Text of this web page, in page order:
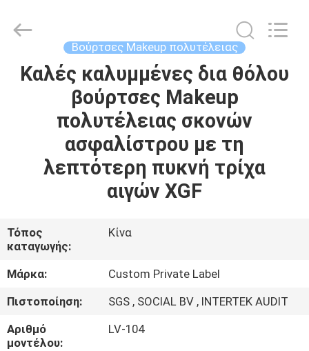
ΣΠΊΤΙ
ΠΡΟΪΌΝΤΑ
ΠΕΡΊΠΟΥ
ΓΎΡΟΣ
ΕΡΓΟΣΤΑΣΊΩΝ
ΠΟΙΟΤΙΚΌΣ
ΈΛΕΓΧΟΣ
Reserved.
Βούρτσες Makeup πολυτέλειας
Καλές καλυμμένες δια θόλου
βούρτσες Makeup
πολυτέλειας σκονών
ασφαλίστρου με τη
λεπτότερη πυκνή τρίχα
αιγών XGF
Τόπος
καταγωγής:
Κίνα
Μάρκα:
Custom Private Label
Πιστοποίηση:
SGS , SOCIAL BV , INTERTEK AUDIT
Αριθμό
μοντέλου:
LV-104